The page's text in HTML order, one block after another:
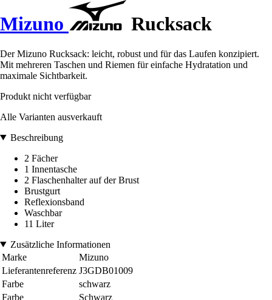
Mizuno Rucksack
Der Mizuno Rucksack: leicht, robust und für das Laufen konzipiert.
Mit mehreren Taschen und Riemen für einfache Hydratation und
maximale Sichtbarkeit.
Produkt nicht verfügbar
Alle Varianten ausverkauft
Beschreibung
2 Fächer
1 Innentasche
2 Flaschenhalter auf der Brust
Brustgurt
Reflexionsband
Waschbar
11 Liter
Zusätzliche Informationen
Marke
Mizuno
Lieferantenreferenz J3GDB01009
Farbe
schwarz
Farbe
Schwarz